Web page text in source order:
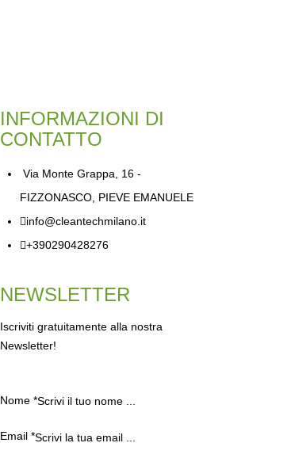
INFORMAZIONI DI
CONTATTO
Via Monte Grappa, 16 -
FIZZONASCO, PIEVE EMANUELE
info@cleantechmilano.it
+390290428276
NEWSLETTER
Iscriviti gratuitamente alla nostra
Newsletter!
Nome *
Email *